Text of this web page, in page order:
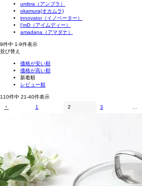
umbra（アンブラ）
okamura(オカムラ)
innovator（イノベーター）
I'mD（アイムディー）
amadana（アマダナ）
9件中 1-9件表示
並び替え
価格が安い順
価格が高い順
新着順
レビュー順
110件中 21-40件表示
1
2 3